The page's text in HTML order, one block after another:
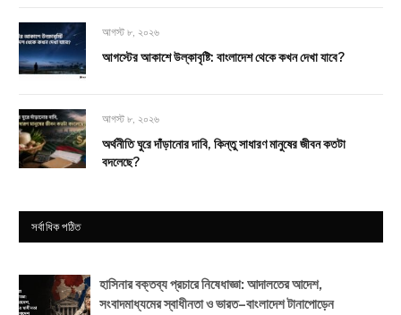
আগস্ট ৮, ২০২৬
আগস্টের আকাশে উল্কাবৃষ্টি: বাংলাদেশ থেকে কখন দেখা যাবে?
আগস্ট ৮, ২০২৬
অর্থনীতি ঘুরে দাঁড়ানোর দাবি, কিন্তু সাধারণ মানুষের জীবন কতটা
বদলেছে?
সর্বাধিক পঠিত
হাসিনার বক্তব্য প্রচারে নিষেধাজ্ঞা: আদালতের আদেশ,
সংবাদমাধ্যমের স্বাধীনতা ও ভারত–বাংলাদেশ টানাপোড়েন